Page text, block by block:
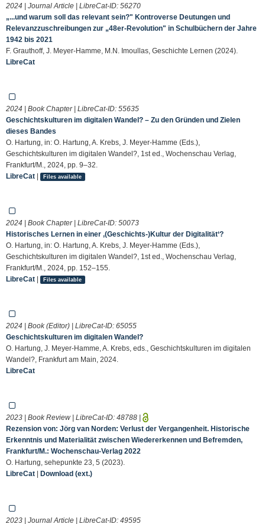
2024 | Journal Article | LibreCat-ID: 56270
„...und warum soll das relevant sein?" Kontroverse Deutungen und
Relevanzzuschreibungen zur „48er-Revolution" in Schulbüchern der Jahre
1942 bis 2021
F. Grauthoff, J. Meyer-Hamme, M.N. Imoullas, Geschichte Lernen (2024).
LibreCat
2024 | Book Chapter | LibreCat-ID: 55635
Geschichtskulturen im digitalen Wandel? – Zu den Gründen und Zielen
dieses Bandes
O. Hartung, in: O. Hartung, A. Krebs, J. Meyer-Hamme (Eds.),
Geschichtskulturen im digitalen Wandel?, 1st ed., Wochenschau Verlag,
Frankfurt/M., 2024, pp. 9–32.
LibreCat | Files available
2024 | Book Chapter | LibreCat-ID: 50073
Historisches Lernen in einer ‚(Geschichts-)Kultur der Digitalität‘?
O. Hartung, in: O. Hartung, A. Krebs, J. Meyer-Hamme (Eds.),
Geschichtskulturen im digitalen Wandel?, 1st ed., Wochenschau Verlag,
Frankfurt/M., 2024, pp. 152–155.
LibreCat | Files available
2024 | Book (Editor) | LibreCat-ID: 65055
Geschichtskulturen im digitalen Wandel?
O. Hartung, J. Meyer-Hamme, A. Krebs, eds., Geschichtskulturen im digitalen
Wandel?, Frankfurt am Main, 2024.
LibreCat
2023 | Book Review | LibreCat-ID: 48788 |
Rezension von: Jörg van Norden: Verlust der Vergangenheit. Historische
Erkenntnis und Materialität zwischen Wiedererkennen und Befremden,
Frankfurt/M.: Wochenschau-Verlag 2022
O. Hartung, sehepunkte 23, 5 (2023).
LibreCat | Download (ext.)
2023 | Journal Article | LibreCat-ID: 49595